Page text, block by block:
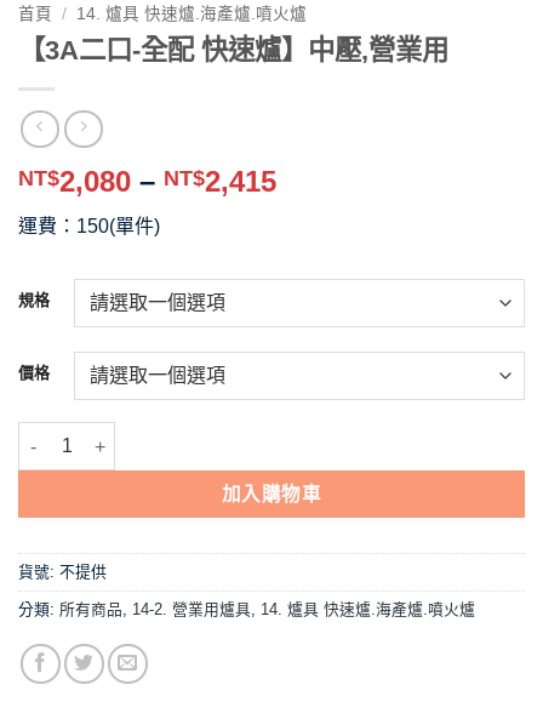
首頁 / 14. 爐具 快速爐.海產爐.噴火爐
【3A二口-全配 快速爐】中壓,營業用
NT$2,080 – NT$2,415價
到
NT$2,415
運費：150(單件)
規格
價格
【3A二口-全配 快速爐】中壓,營業用 數量
加入購物車
貨號: 不提供
分類: 所有商品, 14-2. 營業用爐具, 14. 爐具 快速爐.海產爐.噴火爐